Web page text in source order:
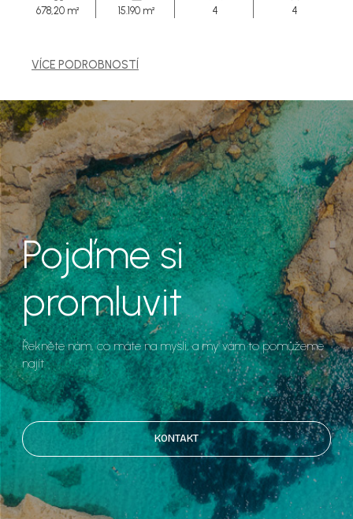
678,20 m² 15.190 m² 4 4
VÍCE PODROBNOSTÍ
Pojďme si
promluvit
Řekněte nám, co máte na mysli, a my vám to pomůžeme
najít.
KONTAKT